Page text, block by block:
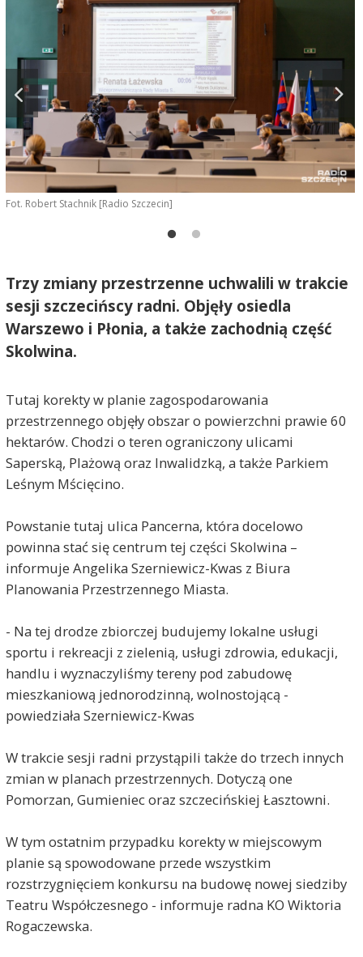
Fot. Robert Stachnik [Radio Szczecin]
Trzy zmiany przestrzenne uchwalili w trakcie
sesji szczecińscy radni. Objęły osiedla
Warszewo i Płonia, a także zachodnią część
Skolwina.
Tutaj korekty w planie zagospodarowania
przestrzennego objęły obszar o powierzchni prawie 60
hektarów. Chodzi o teren ograniczony ulicami
Saperską, Plażową oraz Inwalidzką, a także Parkiem
Leśnym Mścięcino.
Powstanie tutaj ulica Pancerna, która docelowo
powinna stać się centrum tej części Skolwina –
informuje Angelika Szerniewicz-Kwas z Biura
Planowania Przestrzennego Miasta.
- Na tej drodze zbiorczej budujemy lokalne usługi
sportu i rekreacji z zielenią, usługi zdrowia, edukacji,
handlu i wyznaczyliśmy tereny pod zabudowę
mieszkaniową jednorodzinną, wolnostojącą -
powiedziała Szerniewicz-Kwas
W trakcie sesji radni przystąpili także do trzech innych
zmian w planach przestrzennych. Dotyczą one
Pomorzan, Gumieniec oraz szczecińskiej Łasztowni.
W tym ostatnim przypadku korekty w miejscowym
planie są spowodowane przede wszystkim
rozstrzygnięciem konkursu na budowę nowej siedziby
Teatru Współczesnego - informuje radna KO Wiktoria
Rogaczewska.